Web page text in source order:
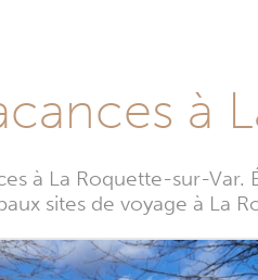
à
à La Roquette-sur-
sites de voyage à La